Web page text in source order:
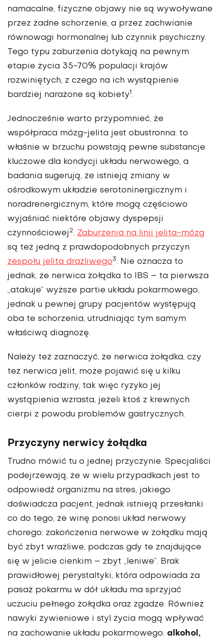
namacalne, fizyczne objawy nie są wywoływane
przez żadne schorzenie, a przez zachwianie
równowagi hormonalnej lub czynnik psychiczny.
Tego typu zaburzenia dotykają na pewnym
etapie życia 35-70% populacji krajów
rozwiniętych, z czego na ich wystąpienie
bardziej narażone są kobiety1.
Jednocześnie warto przypomnieć, że
współpraca mózg-jelita jest obustronna: to
właśnie w brzuchu powstają pewne substancje
kluczowe dla kondycji układu nerwowego, a
badania sugerują, że istnieją zmiany w
ośrodkowym układzie serotoninergicznym i
noradrenergicznym, które mogą częściowo
wyjaśniać niektóre objawy dyspepsji
czynnościowej 2. Zaburzenia na linii jelita-mózg
są też jedną z prawdopodobnych przyczyn
zespołu jelita drażliwego3. Nie oznacza to
jednak, że nerwica żołądka to IBS – ta pierwsza
„atakuje” wyższe partie układu pokarmowego,
jednak u pewnej grupy pacjentów występują
oba te schorzenia, utrudniając tym samym
właściwą diagnozę.
Należy też zaznaczyć, że nerwica żołądka, czy
też nerwica jelit, może pojawić się u kilku
członków rodziny, tak więc ryzyko jej
wystąpienia wzrasta, jeżeli ktoś z krewnych
cierpi z powodu problemów gastrycznych.
Przyczyny nerwicy żołądka
Trudno mówić tu o jednej przyczynie. Specjaliści
podejrzewają, że w wielu przypadkach jest to
odpowiedź organizmu na stres, jakiego
doświadcza pacjent, jednak istnieją przesłanki
co do tego, że winę ponosi układ nerwowy
chorego: zakończenia nerwowe w żołądku mają
być zbyt wrażliwe, podczas gdy te znajdujące
się w jelicie cienkim – zbyt „leniwe”. Brak
prawidłowej perystaltyki, która odpowiada za
pasaż pokarmu w dół układu ma sprzyjać
uczuciu pełnego żołądka oraz zgadze. Również
nawyki żywieniowe i styl życia mogą wpływać
na zachowanie układu pokarmowego: alkohol,